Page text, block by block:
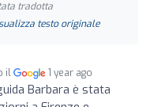
tradotta
testo originale
il 1 year ago
Barbara è stata